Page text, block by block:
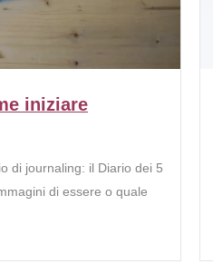
iniziare
di journaling: il Diario dei 5
di essere o quale